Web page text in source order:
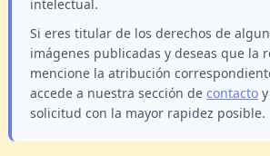
intelectual.
Si eres titular de los derechos de
imágenes publicadas y deseas que la
mencione la atribución
accede a nuestra sección decontacto
solicitud con la mayor rapidez posible.